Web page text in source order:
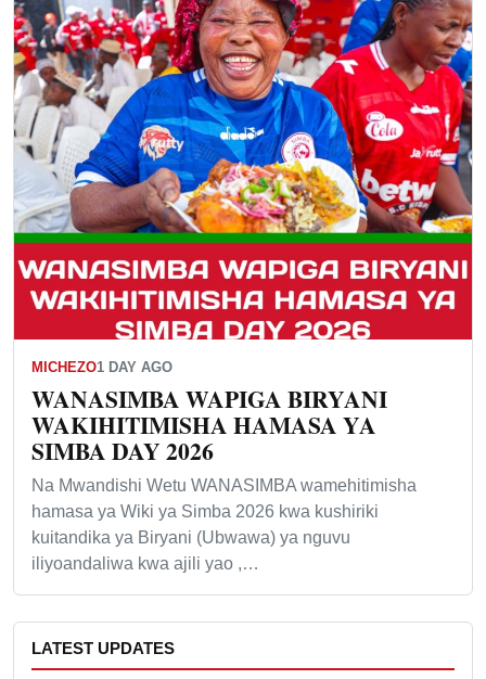
MICHEZO1 DAY AGO
WANASIMBA WAPIGA BIRYANI
WAKIHITIMISHA HAMASA YA
SIMBA DAY 2026
Na Mwandishi Wetu WANASIMBA wamehitimisha
hamasa ya Wiki ya Simba 2026 kwa kushiriki
kuitandika ya Biryani (Ubwawa) ya nguvu
iliyoandaliwa kwa ajili yao ,…
LATEST UPDATES